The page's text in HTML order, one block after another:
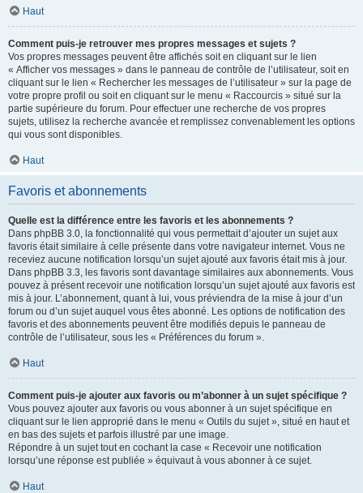
Haut
Comment puis-je retrouver mes propres messages et sujets ?
Vos propres messages peuvent être affichés soit en cliquant sur le lien
« Afficher vos messages » dans le panneau de contrôle de l’utilisateur, soit en
cliquant sur le lien « Rechercher les messages de l’utilisateur » sur la page de
votre propre profil ou soit en cliquant sur le menu « Raccourcis » situé sur la
partie supérieure du forum. Pour effectuer une recherche de vos propres
sujets, utilisez la recherche avancée et remplissez convenablement les options
qui vous sont disponibles.
Haut
Favoris et abonnements
Quelle est la différence entre les favoris et les abonnements ?
Dans phpBB 3.0, la fonctionnalité qui vous permettait d’ajouter un sujet aux
favoris était similaire à celle présente dans votre navigateur internet. Vous ne
receviez aucune notification lorsqu’un sujet ajouté aux favoris était mis à jour.
Dans phpBB 3.3, les favoris sont davantage similaires aux abonnements. Vous
pouvez à présent recevoir une notification lorsqu’un sujet ajouté aux favoris est
mis à jour. L’abonnement, quant à lui, vous préviendra de la mise à jour d’un
forum ou d’un sujet auquel vous êtes abonné. Les options de notification des
favoris et des abonnements peuvent être modifiés depuis le panneau de
contrôle de l’utilisateur, sous les « Préférences du forum ».
Haut
Comment puis-je ajouter aux favoris ou m’abonner à un sujet spécifique ?
Vous pouvez ajouter aux favoris ou vous abonner à un sujet spécifique en
cliquant sur le lien approprié dans le menu « Outils du sujet », situé en haut et
en bas des sujets et parfois illustré par une image.
Répondre à un sujet tout en cochant la case « Recevoir une notification
lorsqu’une réponse est publiée » équivaut à vous abonner à ce sujet.
Haut